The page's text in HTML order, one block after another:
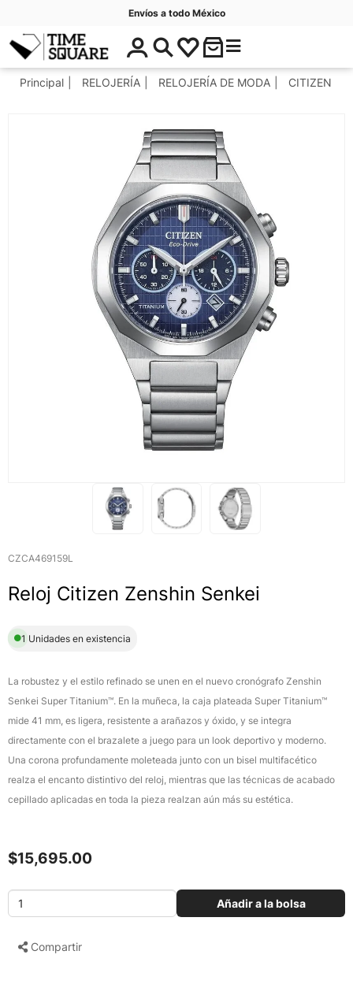
Envíos a todo México
Timesquare
$
0
.
C
t
í
a
s
Principal RELOJERÍA RELOJERÍA DE MODA CITIZEN
CZCA469159L
Reloj Citizen Zenshin Senkei
1 Unidades en existencia
La robustez y el estilo refinado se unen en el nuevo cronógrafo Zenshin
Senkei Super Titanium™. En la muñeca, la caja plateada Super Titanium™
mide 41 mm, es ligera, resistente a arañazos y óxido, y se integra
directamente con el brazalete a juego para un look deportivo y moderno.
Una corona profundamente moleteada junto con un bisel multifacético
realza el encanto distintivo del reloj, mientras que las técnicas de acabado
cepillado aplicadas en toda la pieza realzan aún más su estética.
$15,695.00
Añadir a la bolsa
Compartir